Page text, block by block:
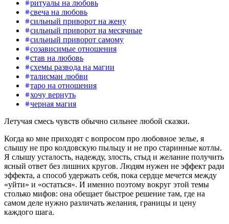
ритуалы на любовь
свеча на любовь
сильный приворот на жену
сильный приворот на месячные
сильный приворот самому
созависимые отношения
став на любовь
схемы развода на магии
талисман любви
таро на отношения
хочу вернуть
черная магия
Летучая смесь чувств обычно сильнее любой сказки.
Когда ко мне приходят с вопросом про любовное зелье, я
слышу не про колдовскую пыльцу и не про старинные котлы.
Я слышу усталость, надежду, злость, стыд и желание получить
ясный ответ без лишних кругов. Людям нужен не эффект ради
эффекта, а способ удержать себя, пока сердце мечется между
«уйти» и «остаться». И именно поэтому вокруг этой темы
столько мифов: она обещает быстрое решение там, где на
самом деле нужно различать желания, границы и цену
каждого шага.